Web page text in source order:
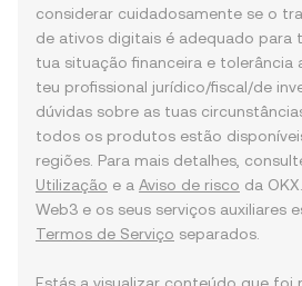
considerar cuidadosamente se o
de ativos digitais é adequado para
tua situação financeira e tolerância
teu profissional jurídico/fiscal/de
dúvidas sobre as tuas
todos os produtos estão
regiões. Para mais detalhes,
Utilização e a Aviso de risco da
Web3 e os seus serviços auxiliares
Termos de Serviço separados.